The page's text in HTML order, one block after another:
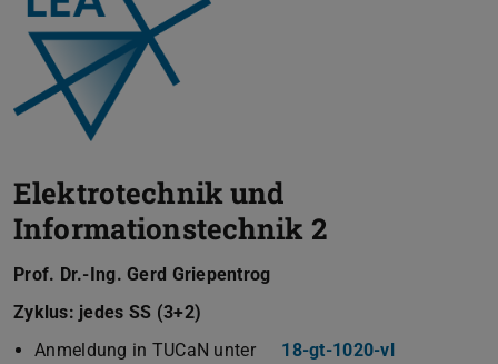
Elektrotechnik und
Informationstechnik 2
Prof. Dr.-Ing. Gerd Griepentrog
Zyklus: jedes SS (3+2)
Anmeldung in TUCaN unter
18-gt-1020-vl